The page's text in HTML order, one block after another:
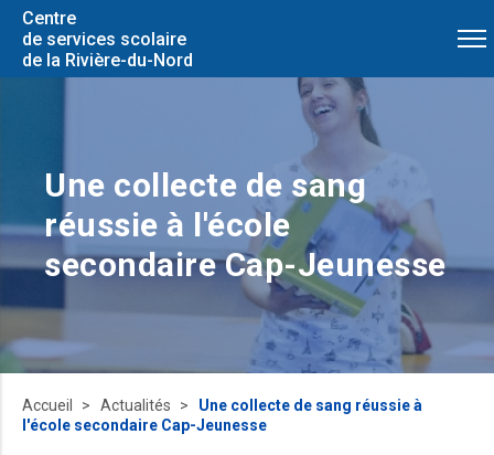
Centre
de services scolaire
de la Rivière-du-Nord
Une collecte de sang
réussie à l'école
secondaire Cap-Jeunesse
Accueil Actualités
Une collecte de sang réussie à
l'école secondaire Cap-Jeunesse